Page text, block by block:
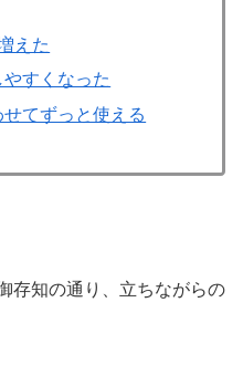
えた
すくなった
てずっと使える
存知の通り、立ちながらの